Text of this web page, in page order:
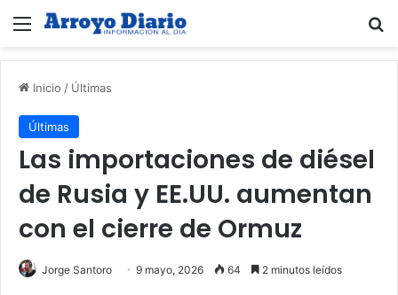
Menú
Inicio / Últimas
Últimas
Las importaciones de diésel
de Rusia y EE.UU. aumentan
con el cierre de Ormuz
Jorge Santoro 9 mayo, 2026 64 2 minutos leídos